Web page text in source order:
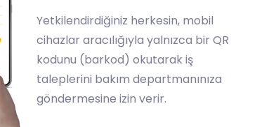
Yetkilendirdiğiniz herkesin, mobil
cihazlar aracılığıyla yalnızca bir QR
kodunu (barkod) okutarak iş
taleplerini bakım departmanınıza
göndermesine izin verir.